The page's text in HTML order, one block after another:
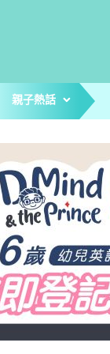
親子熱話
親子新聞
親子趣聞
爸媽專訪
著數優惠